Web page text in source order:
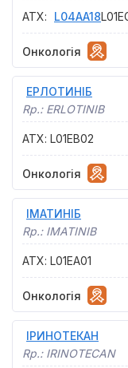
АТХ: L04AA18
Онкологія
ЕРЛОТИНІБ
Rp.: ERLOTINIB
АТХ: L01EB02
Онкологія
ІМАТИНІБ
Rp.: IMATINIB
АТХ: L01EA01
Онкологія
ІРИНОТЕКАН
Rp.: IRINOTECAN